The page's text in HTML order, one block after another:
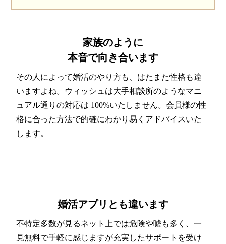
家族のように
本音で向き合います
その人によって婚活のやり方も、はたまた性格も違
いますよね。ウィッシュは大手相談所のようなマニ
ュアル通りの対応は 100%いたしません。会員様の性
格に合った方法で的確にわかり易くアドバイスいた
します。
婚活アプリとも違います
不特定多数が見るネット上では危険や嘘も多く、一
見無料で手軽に感じますが充実したサポートを受け